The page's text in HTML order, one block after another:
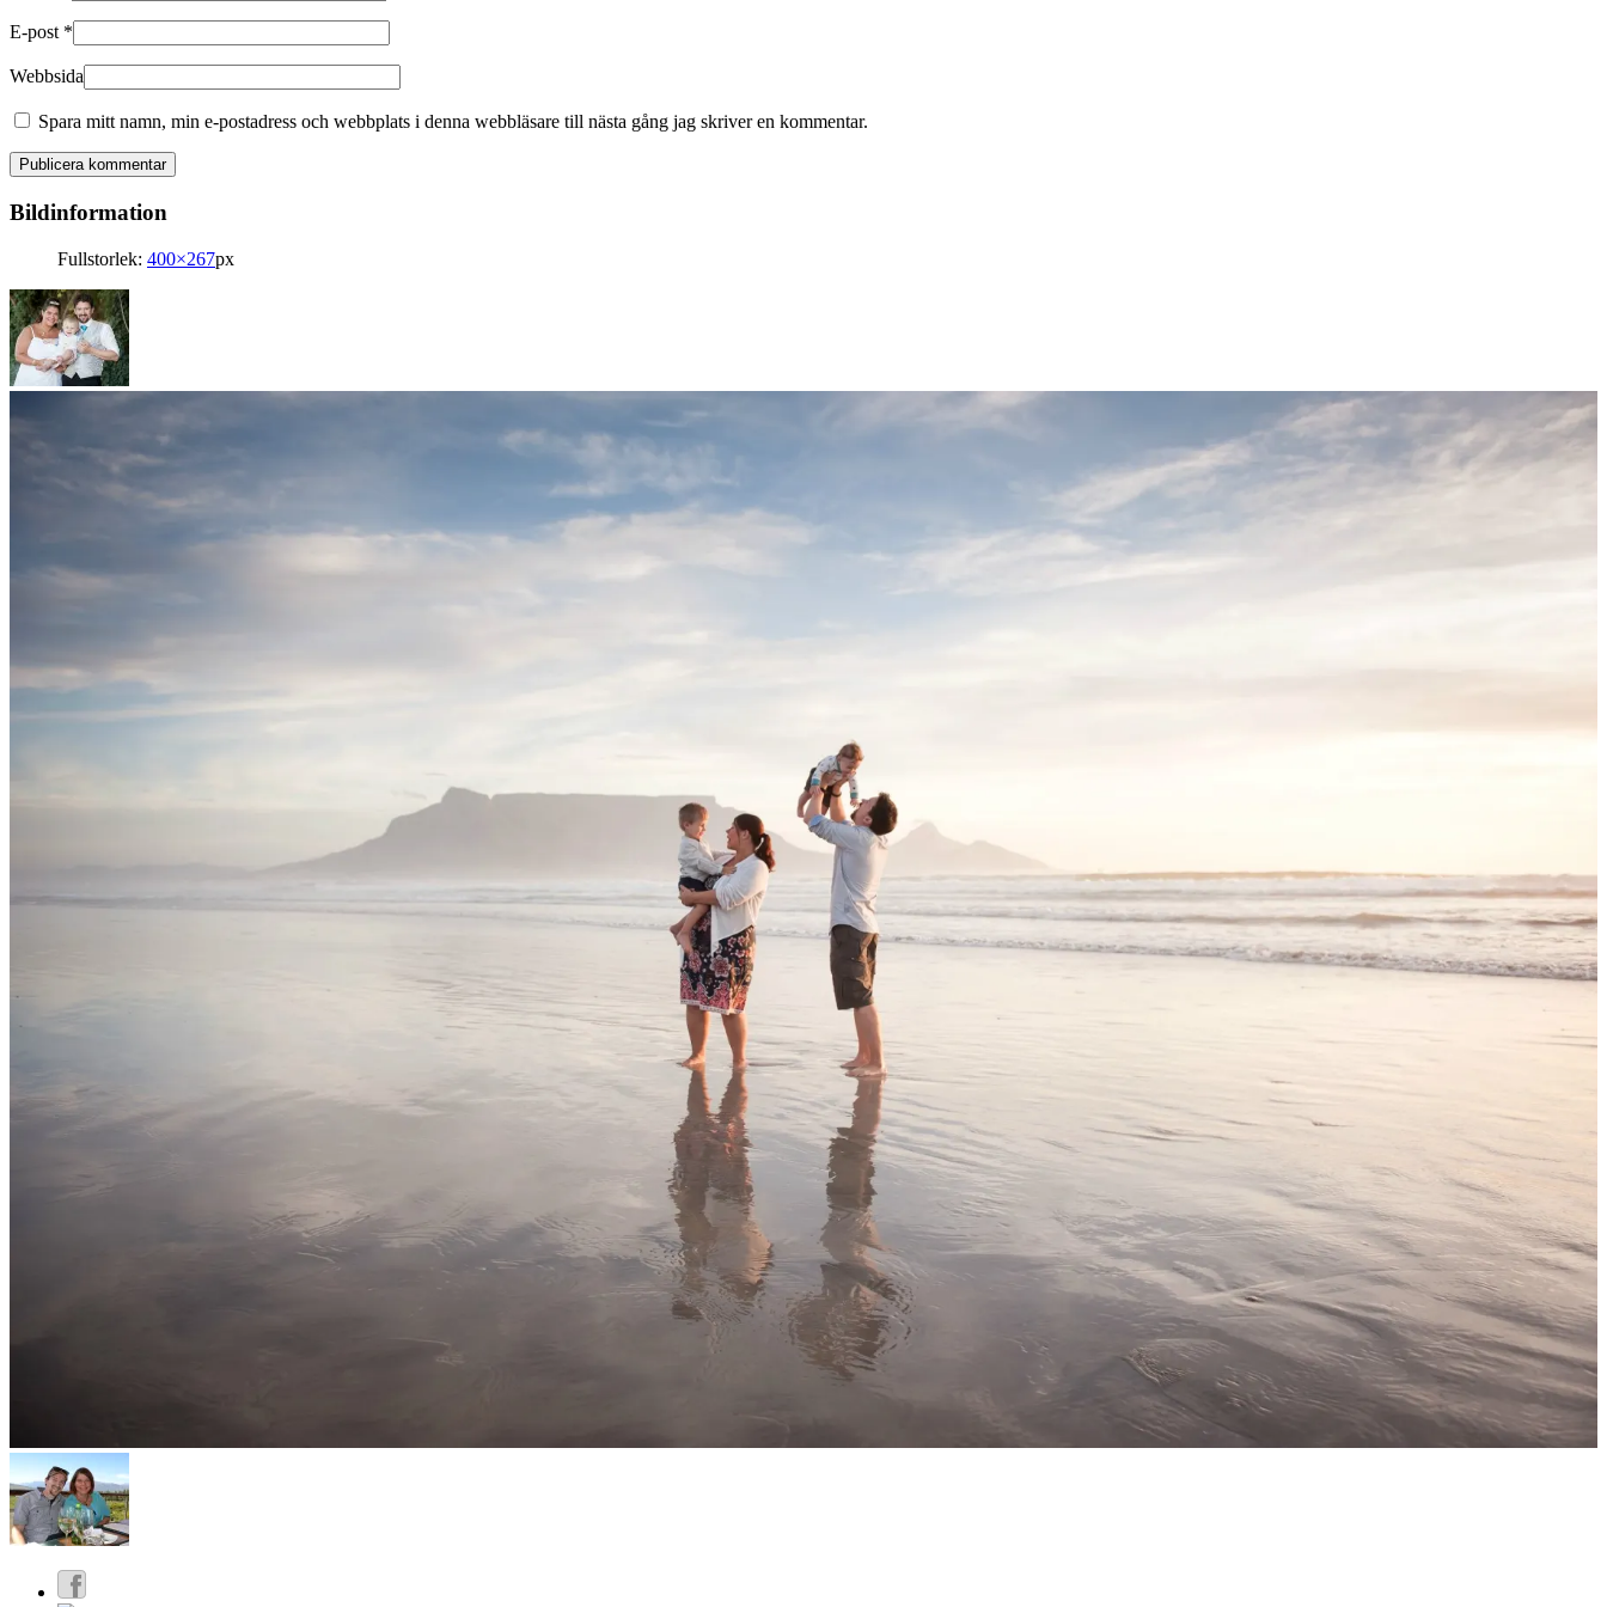
E-post *
Webbsida
Spara mitt namn, min e-postadress och webbplats i denna webbläsare till nästa gång jag skriver en kommentar.
Bildinformation
Fullstorlek: 400×267px